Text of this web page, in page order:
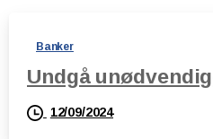
Banker
Undgå
12/09/2024